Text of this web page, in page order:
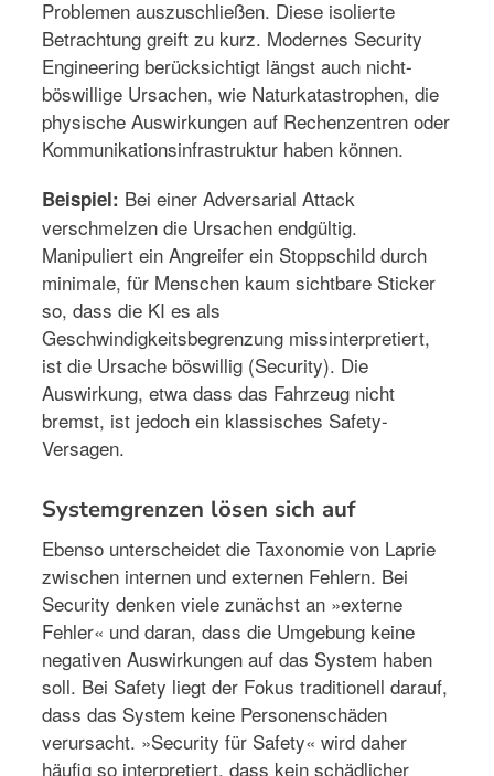
Problemen auszuschließen. Diese isolierte
Betrachtung greift zu kurz. Modernes Security
Engineering berücksichtigt längst auch nicht-
böswillige Ursachen, wie Naturkatastrophen, die
physische Auswirkungen auf Rechenzentren oder
Kommunikationsinfrastruktur haben können.
Beispiel: Bei einer Adversarial Attack
verschmelzen die Ursachen endgültig.
Manipuliert ein Angreifer ein Stoppschild durch
minimale, für Menschen kaum sichtbare Sticker
so, dass die KI es als
Geschwindigkeitsbegrenzung missinterpretiert,
ist die Ursache böswillig (Security). Die
Auswirkung, etwa dass das Fahrzeug nicht
bremst, ist jedoch ein klassisches Safety-
Versagen.
Systemgrenzen lösen sich auf
Ebenso unterscheidet die Taxonomie von Laprie
zwischen internen und externen Fehlern. Bei
Security denken viele zunächst an »externe
Fehler« und daran, dass die Umgebung keine
negativen Auswirkungen auf das System haben
soll. Bei Safety liegt der Fokus traditionell darauf,
dass das System keine Personenschäden
verursacht. »Security für Safety« wird daher
häufig so interpretiert, dass kein schädlicher